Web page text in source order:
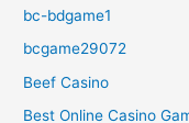
bc-bdgame1
bcgame29072
Beef Casino
Best Online Casino